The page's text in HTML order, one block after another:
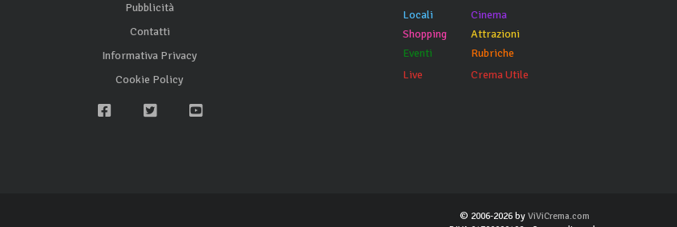
Pubblicità
Contatti
Informativa Privacy
Cookie Policy
Locali
Shopping
Eventi
Live
Cinema
Attrazioni
Rubriche
Crema Utile
© 2006-2026 by ViViCrema.com